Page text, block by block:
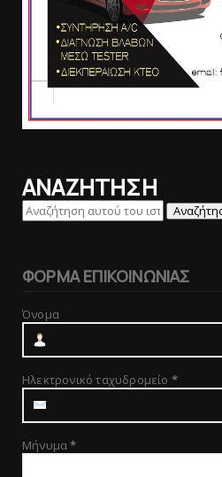
ΑΝΑΖΗΤΗΣΗ
ΦΟΡΜΑ ΕΠΙΚΟΙΝΩΝΙΑΣ
Όνομα
Ηλεκτρονικό ταχυδρομείο *
Μήνυμα*